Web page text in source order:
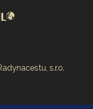
s.r.o.